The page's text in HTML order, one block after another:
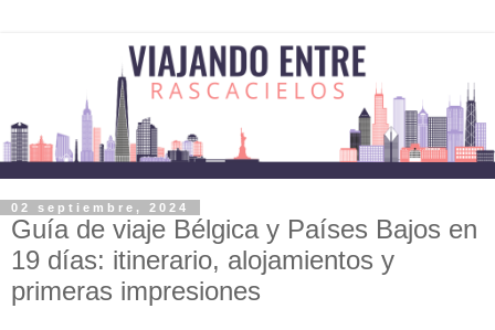
02 septiembre, 2024
Guía de viaje Bélgica y Países Bajos en
19 días: itinerario, alojamientos y
primeras impresiones